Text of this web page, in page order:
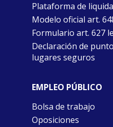
Plataforma de
Modelo oficial art.
Formulario art. 627
Declaración de
lugares seguros
EMPLEO PÚBLICO
Bolsa de trabajo
Oposiciones